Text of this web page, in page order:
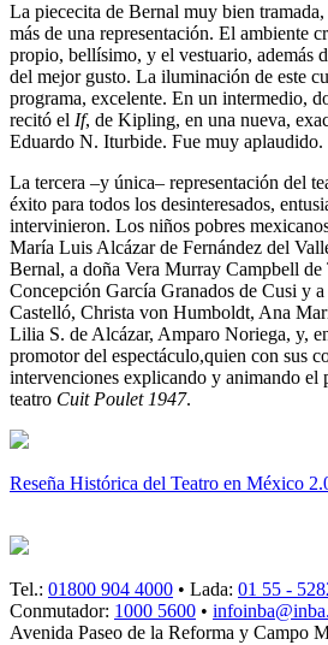
La piececita de Bernal muy bien
más de una representación. El ambiente
propio, bellísimo, y el vestuario, además
del mejor gusto. La iluminación de este
programa, excelente. En un intermedio,
recitó el If, de Kipling, en una nueva,
Eduardo N. Iturbide. Fue muy aplaudido.
La tercera –y única– representación del
éxito para todos los desinteresados,
intervinieron. Los niños pobres
María Luis Alcázar de Fernández del
Bernal, a doña Vera Murray Campbell de
Concepción García Granados de Cusi y
Castelló, Christa von Humboldt, Ana
Lilia S. de Alcázar, Amparo Noriega, y,
promotor del espectáculo,quien con sus
intervenciones explicando y animando el
teatro Cuit Poulet 1947.
Reseña Histórica del Teatro en México
Tel.: 01800 904 4000 • Lada: 01 55 -
Conmutador: 1000 5600 •
Avenida Paseo de la Reforma y Campo